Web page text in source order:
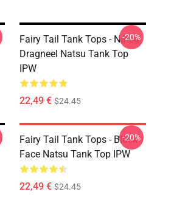
Fairy Tail Tank Tops - Natsu
Dragneel Natsu Tank Top
IPW
22,49 € $24.45
-20%
Fairy Tail Tank Tops - Black
Face Natsu Tank Top IPW
22,49 € $24.45
-20%